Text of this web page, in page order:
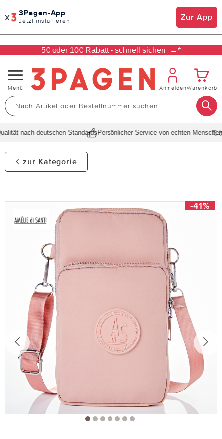
x 3Pagen-App
Jetzt installieren Zur App
5€ oder 10€ Rabatt - schnell sichern →*
Navigation
umschalten
Menü AnmeldenWarenkorb
nach deutschen StandardsPersönlicher Service von echten Menschen
zur Kategorie
-41%